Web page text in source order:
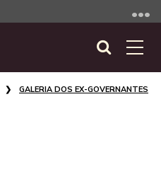
Abrir
GALERIA DOS EX-GOVERNANTES